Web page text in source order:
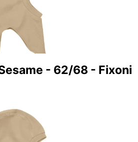
- 62/68 - Fixoni